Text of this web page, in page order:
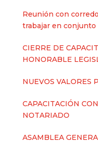
Reunión con
trabajar en conjunto
CIERRE DE
HONORABLE
NUEVOS VALORES
CAPACITACIÓN
NOTARIADO
ASAMBLEA